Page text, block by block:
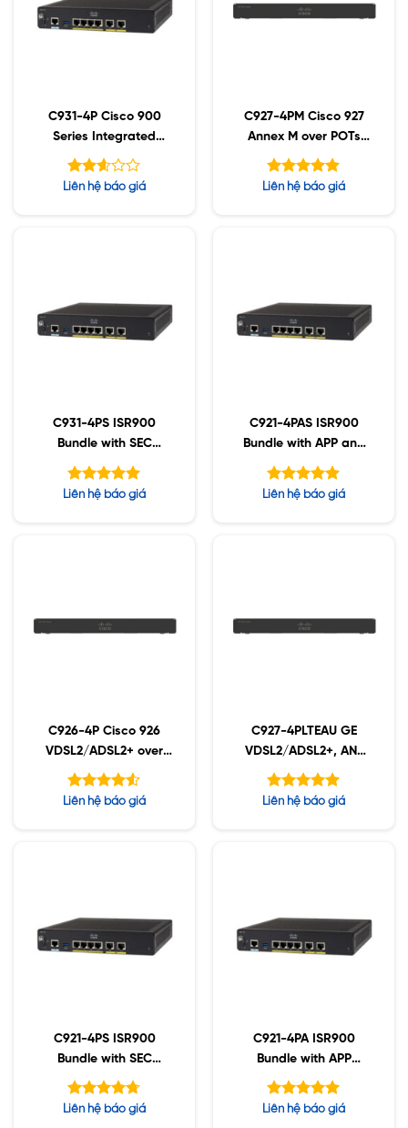
C931-4P Cisco 900
Series Integrated
Services Routers
Được
Liên hệ báo giá
C927-4PM Cisco 927
Annex M over POTs
and 1GE
Được xếp
Liên hệ báo giá
C931-4PS ISR900
Bundle with SEC
License
Được xếp
Liên hệ báo giá
C921-4PAS ISR900
Bundle with APP and
SEC License
Được xếp
Liên hệ báo giá
C926-4P Cisco 926
VDSL2/ADSL2+ over
ISDN and 1GE Sec
Router
Được xếp
Liên hệ báo giá
C927-4PLTEAU GE
VDSL2/ADSL2+, ANZ
4G LTE / HSPA+
Được xếp
Liên hệ báo giá
C921-4PS ISR900
Bundle with SEC
License
Được xếp
Liên hệ báo giá
C921-4PA ISR900
Bundle with APP
License
Được xếp
Liên hệ báo giá